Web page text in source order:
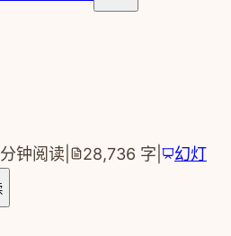
分钟阅读 28,736 字
幻灯